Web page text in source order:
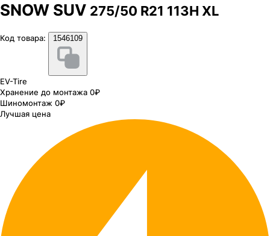
SNOW SUV 275/50 R21 113H XL
Код товара: 1546109
EV-Tire
Хранение до монтажа 0₽
Шиномонтаж 0₽
Лучшая цена